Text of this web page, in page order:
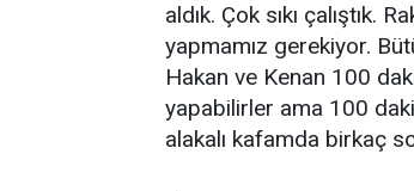
aldık. Çok sıkı çalıştık.
yapmamız gerekiyor.
Hakan ve Kenan 100
yapabilirler ama 100
alakalı kafamda birkaç